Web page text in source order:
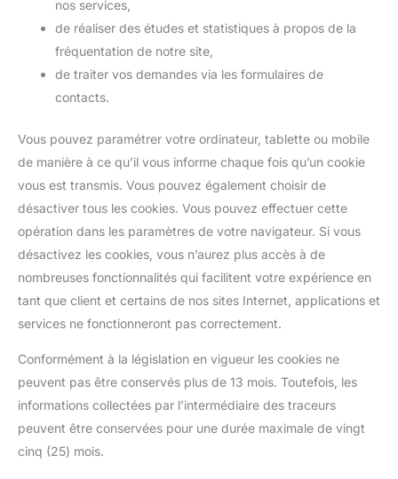
nos services,
de réaliser des études et statistiques à propos de la
fréquentation de notre site,
de traiter vos demandes via les formulaires de
contacts.
Vous pouvez paramétrer votre ordinateur, tablette ou mobile
de manière à ce qu’il vous informe chaque fois qu’un cookie
vous est transmis. Vous pouvez également choisir de
désactiver tous les cookies. Vous pouvez effectuer cette
opération dans les paramètres de votre navigateur. Si vous
désactivez les cookies, vous n’aurez plus accès à de
nombreuses fonctionnalités qui facilitent votre expérience en
tant que client et certains de nos sites Internet, applications et
services ne fonctionneront pas correctement.
Conformément à la législation en vigueur les cookies ne
peuvent pas être conservés plus de 13 mois. Toutefois, les
informations collectées par l’intermédiaire des traceurs
peuvent être conservées pour une durée maximale de vingt
cinq (25) mois.